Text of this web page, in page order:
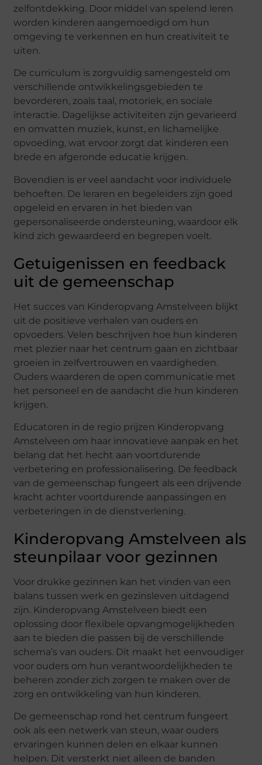
zelfontdekking. Door middel van spelend leren
worden kinderen aangemoedigd om hun
omgeving te verkennen en hun creativiteit te
uiten.
De curriculum is zorgvuldig samengesteld om
verschillende ontwikkelingsgebieden te
bevorderen, zoals taal, motoriek, en sociale
interactie. Dagelijkse activiteiten zijn gevarieerd
en omvatten muziek, kunst, en lichamelijke
opvoeding, wat ervoor zorgt dat kinderen een
brede en afgeronde educatie krijgen.
Bovendien is er veel aandacht voor individuele
behoeften. De leraren en begeleiders zijn goed
opgeleid en ervaren in het bieden van
gepersonaliseerde ondersteuning, waardoor elk
kind zich gewaardeerd en begrepen voelt.
Getuigenissen en feedback
uit de gemeenschap
Het succes van Kinderopvang Amstelveen blijkt
uit de positieve verhalen van ouders en
opvoeders. Velen beschrijven hoe hun kinderen
met plezier naar het centrum gaan en zichtbaar
groeien in zelfvertrouwen en vaardigheden.
Ouders waarderen de open communicatie met
het personeel en de aandacht die hun kinderen
krijgen.
Educatoren in de regio prijzen Kinderopvang
Amstelveen om haar innovatieve aanpak en het
belang dat het hecht aan voortdurende
verbetering en professionalisering. De feedback
van de gemeenschap fungeert als een drijvende
kracht achter voortdurende aanpassingen en
verbeteringen in de dienstverlening.
Kinderopvang Amstelveen als
steunpilaar voor gezinnen
Voor drukke gezinnen kan het vinden van een
balans tussen werk en gezinsleven uitdagend
zijn. Kinderopvang Amstelveen biedt een
oplossing door flexibele opvangmogelijkheden
aan te bieden die passen bij de verschillende
schema’s van ouders. Dit maakt het eenvoudiger
voor ouders om hun verantwoordelijkheden te
beheren zonder zich zorgen te maken over de
zorg en ontwikkeling van hun kinderen.
De gemeenschap rond het centrum fungeert
ook als een netwerk van steun, waar ouders
ervaringen kunnen delen en elkaar kunnen
helpen. Dit versterkt niet alleen de banden